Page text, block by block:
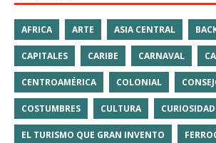
AFRICA ARTE ASIA CENTRAL
CAPITALES CARIBE CARNAVAL
CENTROAMÉRICA COLONIAL
COSTUMBRES CULTURA
EL TURISMO QUE GRAN INVENTO